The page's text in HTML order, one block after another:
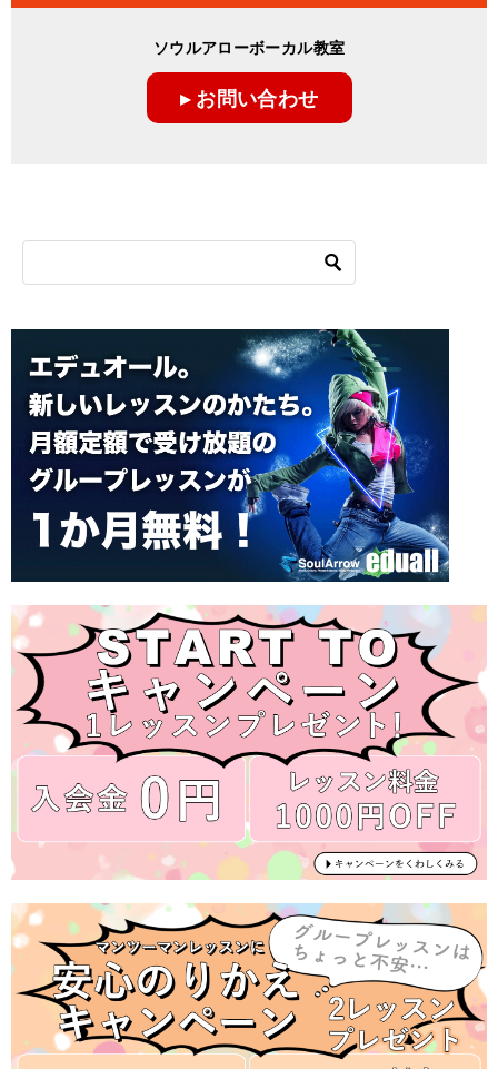
ソウルアローボーカル教室
▸ お問い合わせ